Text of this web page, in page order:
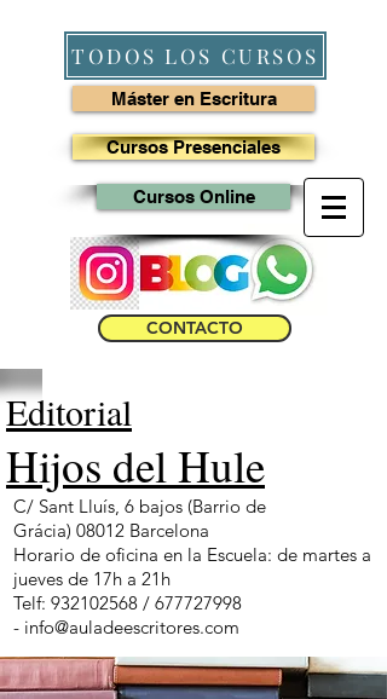
TODOS LOS CURSOS
Máster en Escritura
Cursos Presenciales
Cursos Online
CONTACTO
Editorial
Hijos del Hule
C/ Sant Lluís, 6 bajos (Barrio de
Grácia) 08012 Barcelona
Horario de oficina en la Escuela: de martes a
jueves de 17h a 21h
Telf: 932102568 / 677727998
- info@auladeescritores.com